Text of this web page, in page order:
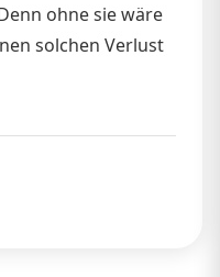
ohne sie wäre
solchen Verlust